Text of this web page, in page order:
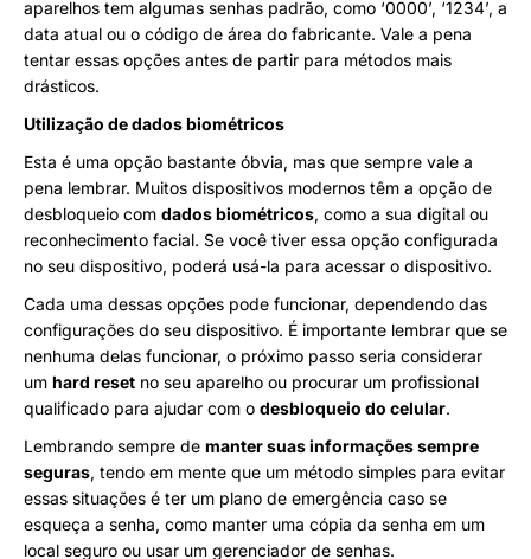
aparelhos tem algumas senhas padrão, como ‘0000’, ‘1234’, a
data atual ou o código de área do fabricante. Vale a pena
tentar essas opções antes de partir para métodos mais
drásticos.
Utilização de dados biométricos
Esta é uma opção bastante óbvia, mas que sempre vale a
pena lembrar. Muitos dispositivos modernos têm a opção de
desbloqueio com dados biométricos, como a sua digital ou
reconhecimento facial. Se você tiver essa opção configurada
no seu dispositivo, poderá usá-la para acessar o dispositivo.
Cada uma dessas opções pode funcionar, dependendo das
configurações do seu dispositivo. É importante lembrar que se
nenhuma delas funcionar, o próximo passo seria considerar
um hard reset no seu aparelho ou procurar um profissional
qualificado para ajudar com o desbloqueio do celular.
Lembrando sempre de manter suas informações sempre
seguras, tendo em mente que um método simples para evitar
essas situações é ter um plano de emergência caso se
esqueça a senha, como manter uma cópia da senha em um
local seguro ou usar um gerenciador de senhas.